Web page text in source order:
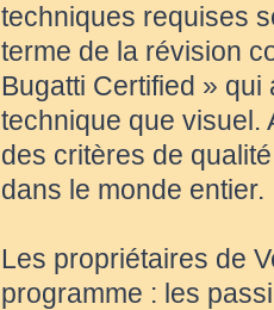
techniques requises
terme de la révision
Bugatti Certified »
technique que visuel.
des critères de
dans le monde entier.
Les propriétaires de
programme : les